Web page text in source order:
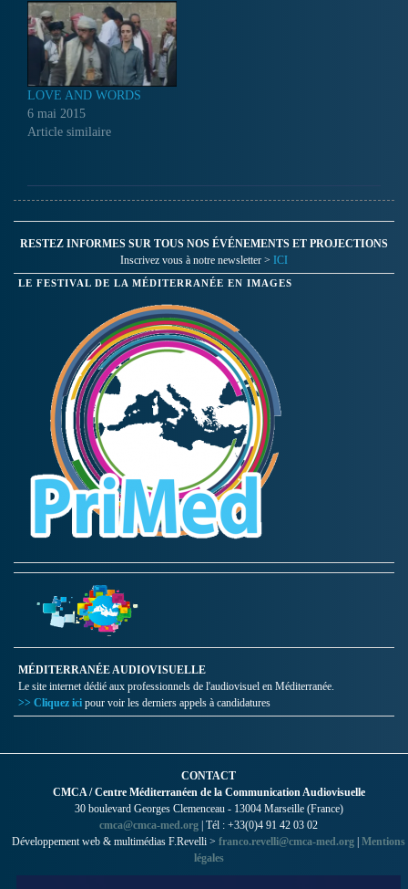
LOVE AND WORDS
6 mai 2015
Article similaire
RESTEZ INFORMES SUR TOUS NOS ÉVÉNEMENTS ET PROJECTIONS
Inscrivez vous à notre newsletter > ICI
LE FESTIVAL DE LA MÉDITERRANÉE EN IMAGES
MÉDITERRANÉE AUDIOVISUELLE
Le site internet dédié aux professionnels de l'audiovisuel en Méditerranée.
>> Cliquez ici pour voir les derniers appels à candidatures
CONTACT
CMCA / Centre Méditerranéen de la Communication Audiovisuelle
30 boulevard Georges Clemenceau - 13004 Marseille (France)
cmca@cmca-med.org | Tél : +33(0)4 91 42 03 02
Développement web & multimédias F.Revelli > franco.revelli@cmca-med.org Mentions
légales